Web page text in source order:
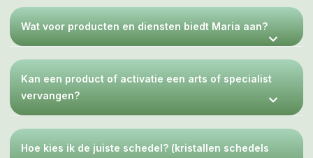
Wat voor producten en diensten biedt Maria aan?
Kan een product of activatie een arts of specialist
vervangen?
Hoe kies ik de juiste schedel? (kristallen schedels